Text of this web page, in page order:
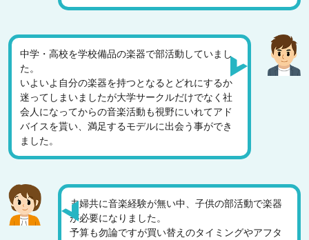
中学・高校を学校備品の楽器で部活動していまし
た。
いよいよ自分の楽器を持つとなるとどれにするか
迷ってしまいましたが大学サークルだけでなく社
会人になってからの音楽活動も視野にいれてアド
バイスを貰い、満足するモデルに出会う事ができ
ました。
夫婦共に音楽経験が無い中、子供の部活動で楽器
が必要になりました。
予算も勿論ですが買い替えのタイミングやアフタ